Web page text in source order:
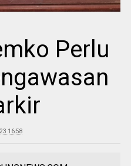
Perlu
16:58